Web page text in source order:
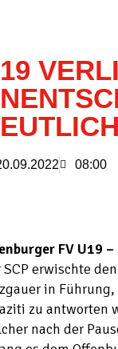
08:00
FV U19
SCP erwischte
in
zu antworten
nach der